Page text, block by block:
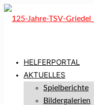
HELFERPORTAL
AKTUELLES
Spielberichte
Bildergalerien